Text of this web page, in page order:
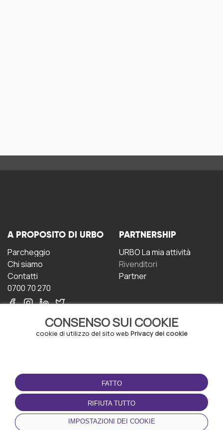
CONSENSO SUI COOKIE
cookie di utilizzo del sito web Privacy dei cookie
FATTO
RIFIUTA TUTTO
IMPOSTAZIONI DEI COOKIE
A PROPOSITO DI URBO
Parcheggio
Chi siamo
Contatti
0700 70 270
PARTNERSHIP
URBO La mia attività
Rivenditori
Partner
CONDIZIONI D'USO
Termini e Condizioni
Politica sulla riservatezza
Gestione dei Cookie
SCARICA L'APP